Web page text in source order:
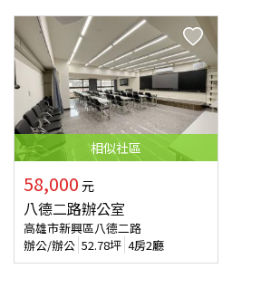
相似社區
58,000 元
八德二路辦公室
高雄市新興區八德二路
辦公/辦公 52.78坪 4房2廳